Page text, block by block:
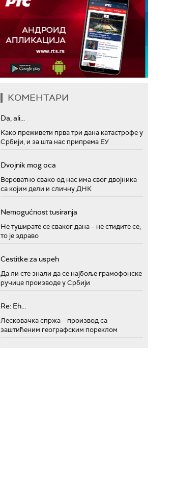
КОМЕНТАРИ
Da, ali...
Како преживети прва три дана катастрофе у
Србији, и за шта нас припрема ЕУ
Dvojnik mog oca
Вероватно свако од нас има свог двојника
са којим дели и сличну ДНК
Nemogućnost tusiranja
Не туширате се сваког дана – не стидите се,
то је здраво
Cestitke za uspeh
Да ли сте знали да се најбоље грамофонске
ручице производе у Србији
Re: Eh...
Лесковачка спржа – производ са
заштићеним географским пореклом